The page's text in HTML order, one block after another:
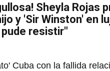
Sheyla Rojas
y 'Sir Winston' en
pude resistir"
Cuba con la fallida